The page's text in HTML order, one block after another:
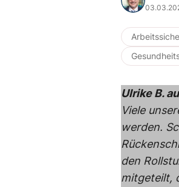
Ulrike B.
Viele
werden.
den
mitgeteilt,